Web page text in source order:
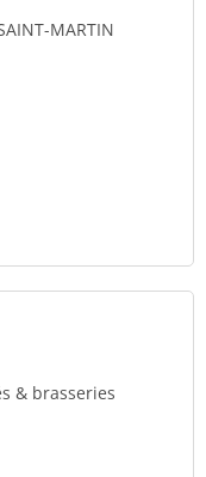
MARTIN
& brasseries